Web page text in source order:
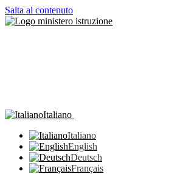
Salta al contenuto
Italiano
Italiano
English
Deutsch
Français